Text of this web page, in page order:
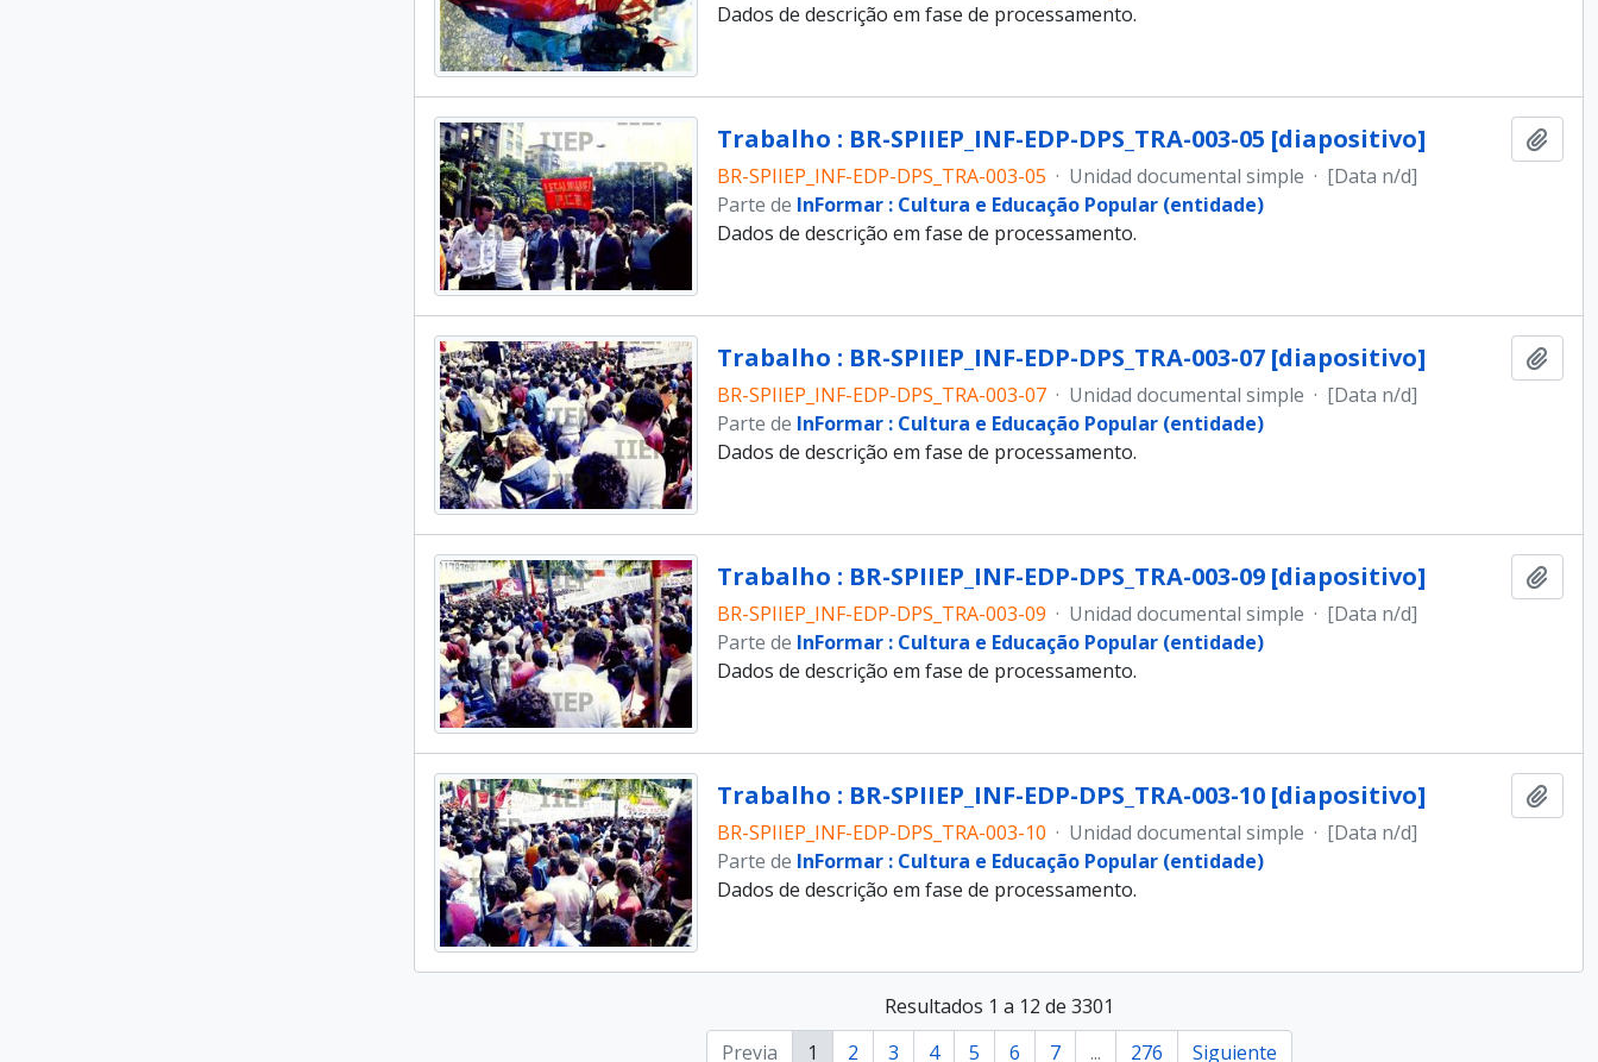
Dados de descrição em fase de processamento.
Trabalho : BR-SPIIEP_INF-EDP-DPS_TRA-003-05 [diapositivo]
BR-SPIIEP_INF-EDP-DPS_TRA-003-05 · Unidad documental simple · [Data n/d]
Parte de InFormar : Cultura e Educação Popular (entidade)
Dados de descrição em fase de processamento.
Trabalho : BR-SPIIEP_INF-EDP-DPS_TRA-003-07 [diapositivo]
BR-SPIIEP_INF-EDP-DPS_TRA-003-07 · Unidad documental simple · [Data n/d]
Parte de InFormar : Cultura e Educação Popular (entidade)
Dados de descrição em fase de processamento.
Trabalho : BR-SPIIEP_INF-EDP-DPS_TRA-003-09 [diapositivo]
BR-SPIIEP_INF-EDP-DPS_TRA-003-09 · Unidad documental simple · [Data n/d]
Parte de InFormar : Cultura e Educação Popular (entidade)
Dados de descrição em fase de processamento.
Trabalho : BR-SPIIEP_INF-EDP-DPS_TRA-003-10 [diapositivo]
BR-SPIIEP_INF-EDP-DPS_TRA-003-10 · Unidad documental simple · [Data n/d]
Parte de InFormar : Cultura e Educação Popular (entidade)
Dados de descrição em fase de processamento.
Resultados 1 a 12 de 3301
Previa
1 2 3 4 5 6 7 ... 276 Siguiente